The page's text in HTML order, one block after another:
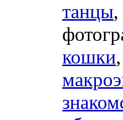
танцы,
кошки